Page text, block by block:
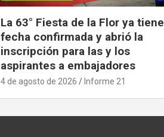
La 63° Fiesta de la Flor ya tiene
fecha confirmada y abrió la
inscripción para las y los
aspirantes a embajadores
4 de agosto de 2026 Informe 21